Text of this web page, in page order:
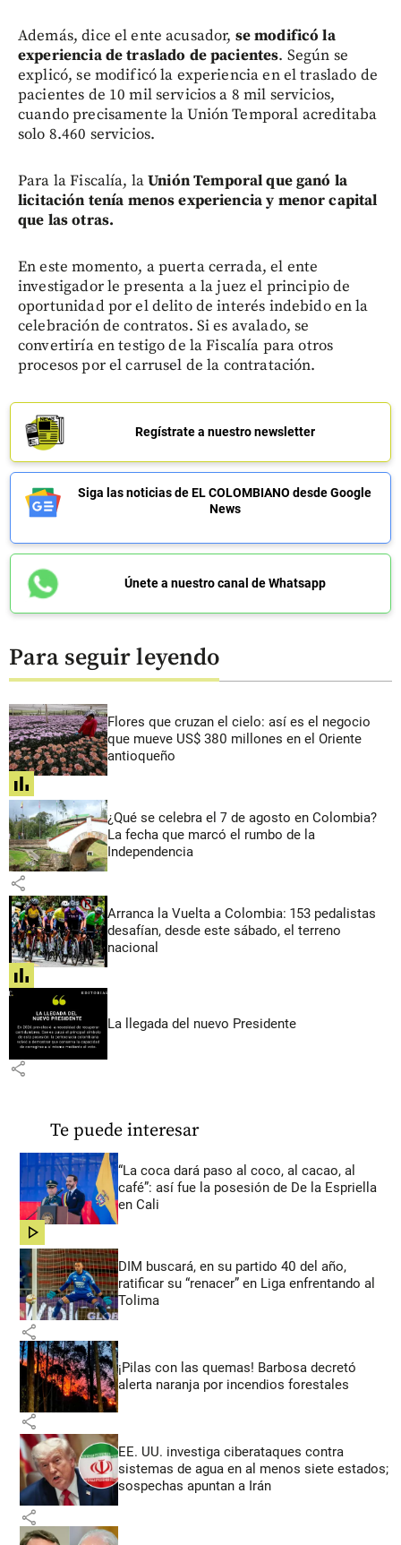
Además, dice el ente acusador, se modificó la
experiencia de traslado de pacientes. Según se
explicó, se modificó la experiencia en el traslado de
pacientes de 10 mil servicios a 8 mil servicios,
cuando precisamente la Unión Temporal acreditaba
solo 8.460 servicios.
Para la Fiscalía, laUnión Temporal que ganó la
licitación tenía menos experiencia y menor capital
que las otras.
En este momento, a puerta cerrada, el ente
investigador le presenta a la juez el principio de
oportunidad por el delito de interés indebido en la
celebración de contratos. Si es avalado, se
convertiría en testigo de la Fiscalía para otros
procesos por el carrusel de la contratación.
Regístrate a nuestro newsletter
Siga las noticias de EL COLOMBIANO desde Google
News
Únete a nuestro canal de Whatsapp
Para seguir leyendo
Flores que cruzan el cielo: así es el negocio
que mueve US$ 380 millones en el Oriente
antioqueño
share
¿Qué se celebra el 7 de agosto en Colombia?
La fecha que marcó el rumbo de la
Independencia
share
Arranca la Vuelta a Colombia: 153 pedalistas
desafían, desde este sábado, el terreno
nacional
share
La llegada del nuevo Presidente
share
Te puede interesar
“La coca dará paso al coco, al cacao, al
café”: así fue la posesión de De la Espriella
en Cali
share
DIM buscará, en su partido 40 del año,
ratificar su “renacer” en Liga enfrentando al
Tolima
share
¡Pilas con las quemas! Barbosa decretó
alerta naranja por incendios forestales
share
EE. UU. investiga ciberataques contra
sistemas de agua en al menos siete estados;
sospechas apuntan a Irán
share